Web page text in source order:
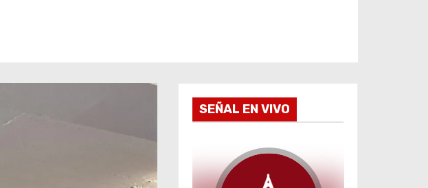
SEÑAL EN VIVO